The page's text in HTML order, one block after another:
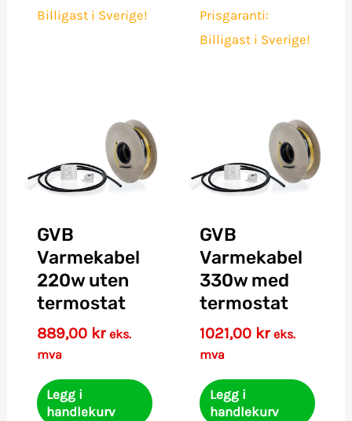
Billigast i Sverige!
Prisgaranti:
Billigast i Sverige!
GVB
Varmekabel
220w uten
termostat
889,00 kr eks.
mva
Legg i
handlekurv
GVB
Varmekabel
330w med
termostat
1021,00 kr eks.
mva
Legg i
handlekurv